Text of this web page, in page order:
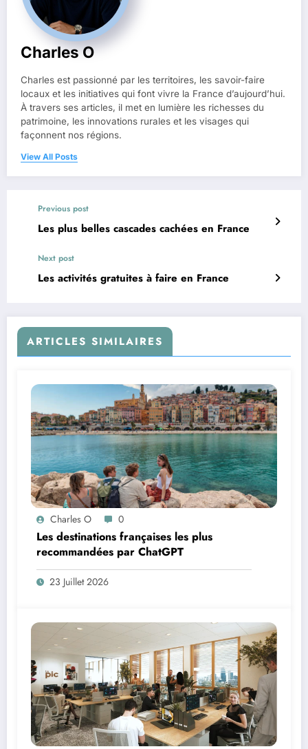
Charles O
Charles est passionné par les territoires, les savoir-faire
locaux et les initiatives qui font vivre la France d’aujourd’hui.
À travers ses articles, il met en lumière les richesses du
patrimoine, les innovations rurales et les visages qui
façonnent nos régions.
View All Posts
Previous post
Les plus belles cascades cachées en France
Next post
Les activités gratuites à faire en France
ARTICLES SIMILAIRES
Charles O 0
Les destinations françaises les plus
recommandées par ChatGPT
23 Juillet 2026